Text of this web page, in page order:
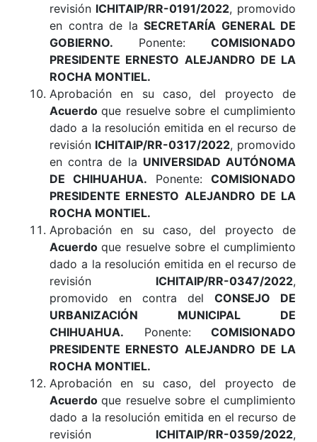
revisión ICHITAIP/RR-0191/2022, promovido
en contra de la SECRETARÍA GENERAL DE
GOBIERNO. Ponente: COMISIONADO
PRESIDENTE ERNESTO ALEJANDRO DE LA
ROCHA MONTIEL.
Aprobación en su caso, del proyecto de
Acuerdoque resuelve sobre el cumplimiento
dado a la resolución emitida en el recurso de
revisión ICHITAIP/RR-0317/2022, promovido
en contra de la UNIVERSIDAD AUTÓNOMA
DE CHIHUAHUA. Ponente: COMISIONADO
PRESIDENTE ERNESTO ALEJANDRO DE LA
ROCHA MONTIEL.
Aprobación en su caso, del proyecto de
Acuerdoque resuelve sobre el cumplimiento
dado a la resolución emitida en el recurso de
revisión ICHITAIP/RR-0347/2022,
promovido en contra del CONSEJO DE
URBANIZACIÓN MUNICIPAL DE
CHIHUAHUA. Ponente: COMISIONADO
PRESIDENTE ERNESTO ALEJANDRO DE LA
ROCHA MONTIEL.
Aprobación en su caso, del proyecto de
Acuerdoque resuelve sobre el cumplimiento
dado a la resolución emitida en el recurso de
revisión ICHITAIP/RR-0359/2022,